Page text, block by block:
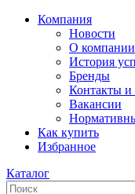
Компания
Новости
О компании
История
Бренды
Контакты и
Вакансии
Как купить
Избранное
Каталог